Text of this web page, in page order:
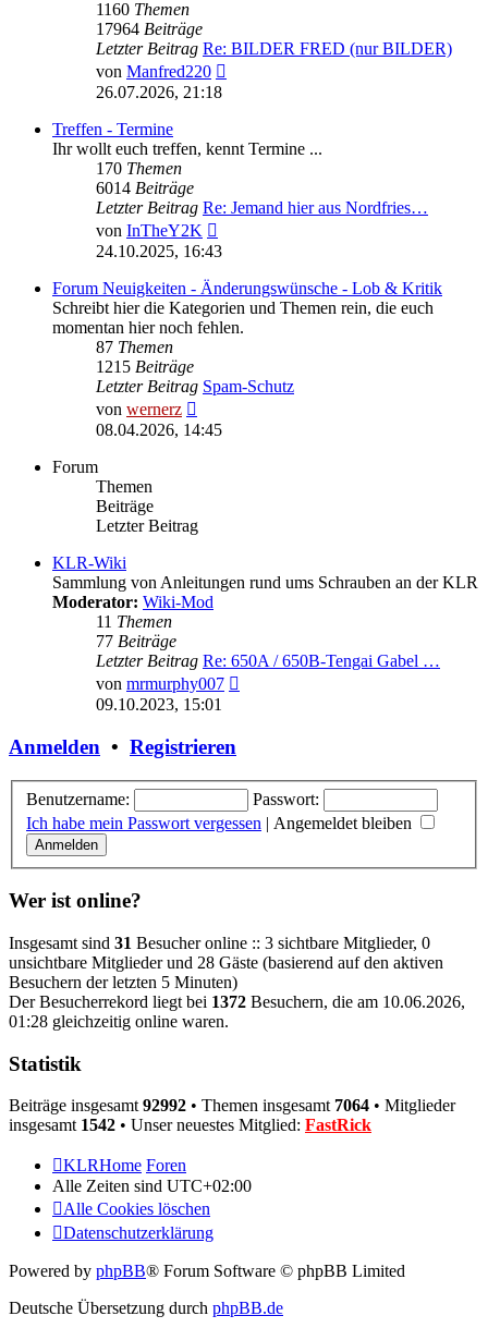
1160 Themen
17964 Beiträge
Letzter Beitrag Re: BILDER FRED (nur BILDER)
von Manfred220
26.07.2026, 21:18
Treffen - Termine
Ihr wollt euch treffen, kennt Termine ...
170 Themen
6014 Beiträge
Letzter Beitrag Re: Jemand hier aus Nordfries…
von InTheY2K
Beitrag
24.10.2025, 16:43
Forum Neuigkeiten - Änderungswünsche - Lob & Kritik
Schreibt hier die Kategorien und Themen rein, die euch
momentan hier noch fehlen.
87 Themen
1215 Beiträge
Letzter Beitrag Spam-Schutz
von wernerz
Beitrag
08.04.2026, 14:45
Forum
Themen
Beiträge
Letzter Beitrag
KLR-Wiki
Sammlung von Anleitungen rund ums Schrauben an der KLR
Moderator: Wiki-Mod
11 Themen
77 Beiträge
Letzter Beitrag Re: 650A / 650B-Tengai Gabel …
von mrmurphy007
09.10.2023, 15:01
Anmelden • Registrieren
Benutzername:
Passwort:
Ich habe mein Passwort vergessen | Angemeldet bleiben
Wer ist online?
Insgesamt sind 31 Besucher online :: 3 sichtbare Mitglieder, 0
unsichtbare Mitglieder und 28 Gäste (basierend auf den aktiven
Besuchern der letzten 5 Minuten)
Der Besucherrekord liegt bei 1372 Besuchern, die am 10.06.2026,
01:28 gleichzeitig online waren.
Statistik
Beiträge insgesamt 92992 • Themen insgesamt 7064 • Mitglieder
insgesamt 1542 • Unser neuestes Mitglied: FastRick
KLRHome Foren
Alle Zeiten sind UTC+02:00
Alle Cookies löschen
Datenschutzerklärung
Powered by phpBB® Forum Software © phpBB Limited
Deutsche Übersetzung durch phpBB.de